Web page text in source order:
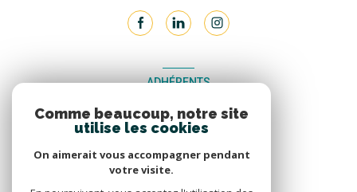
ADHÉRENTS
Nous adhérons
Comme beaucoup, notre site
utilise les cookies
On aimerait vous accompagner pendant
votre visite.